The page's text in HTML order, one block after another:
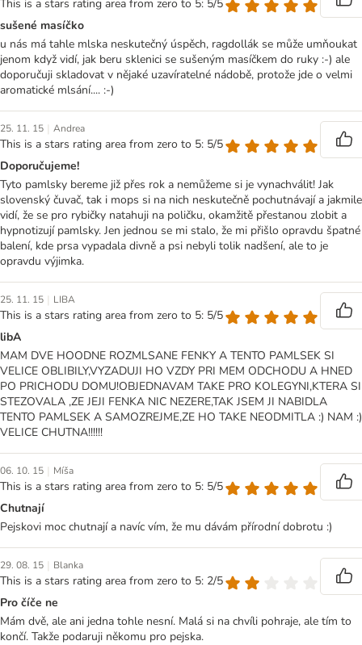
This is a stars rating area from zero to 5: 5/5
sušené masíčko
u nás má tahle mlska neskutečný úspěch, ragdollák se může umňoukat
jenom když vidí, jak beru sklenici se sušeným masíčkem do ruky :-) ale
doporučuji skladovat v nějaké uzavíratelné nádobě, protože jde o velmi
aromatické mlsání.... :-)
25. 11. 15 | Andrea
This is a stars rating area from zero to 5: 5/5
Doporučujeme!
Tyto pamlsky bereme již přes rok a nemůžeme si je vynachválit! Jak
slovenský čuvač, tak i mops si na nich neskutečně pochutnávají a jakmile
vidí, že se pro rybičky natahuji na poličku, okamžitě přestanou zlobit a
hypnotizují pamlsky. Jen jednou se mi stalo, že mi přišlo opravdu špatné
balení, kde prsa vypadala divně a psi nebyli tolik nadšení, ale to je
opravdu výjimka.
25. 11. 15 | LIBA
This is a stars rating area from zero to 5: 5/5
libA
MAM DVE HOODNE ROZMLSANE FENKY A TENTO PAMLSEK SI
VELICE OBLIBILY,VYZADUJI HO VZDY PRI MEM ODCHODU A HNED
PO PRICHODU DOMU!OBJEDNAVAM TAKE PRO KOLEGYNI,KTERA SI
STEZOVALA ,ZE JEJI FENKA NIC NEZERE,TAK JSEM JI NABIDLA
TENTO PAMLSEK A SAMOZREJME,ZE HO TAKE NEODMITLA :) NAM :)
VELICE CHUTNA!!!!!!
06. 10. 15 | Míša
This is a stars rating area from zero to 5: 5/5
Chutnají
Pejskovi moc chutnají a navíc vím, že mu dávám přírodní dobrotu :)
29. 08. 15 | Blanka
This is a stars rating area from zero to 5: 2/5
Pro číče ne
Mám dvě, ale ani jedna tohle nesní. Malá si na chvíli pohraje, ale tím to
končí. Takže podaruji někomu pro pejska.